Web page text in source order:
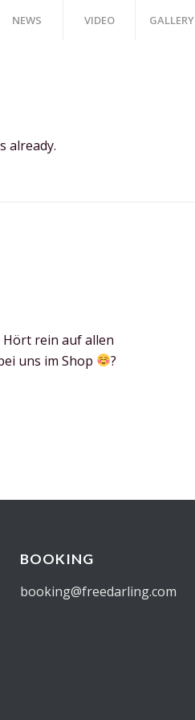
NEWS VIDEO GALLERY
already.
Hört rein auf allen
uns im Shop
?
BOOKING
booking@freedarling.com